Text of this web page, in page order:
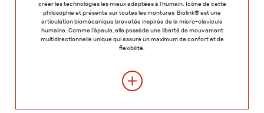
créer les technologies les mieux adaptées à l’humain. Icône de cette
philosophie et présente sur toutes les montures, Biolink® est une
articulation biomécanique brevetée inspirée de la micro-clavicule
humaine. Comme l’épaule, elle possède une liberté de mouvement
multidirectionnelle unique qui assure un maximum de confort et de
flexibilité.